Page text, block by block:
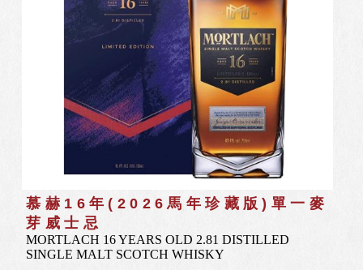
慕赫16年(2026馬年珍藏版)單一麥
芽威士忌
MORTLACH 16 YEARS OLD 2.81 DISTILLED
SINGLE MALT SCOTCH WHISKY